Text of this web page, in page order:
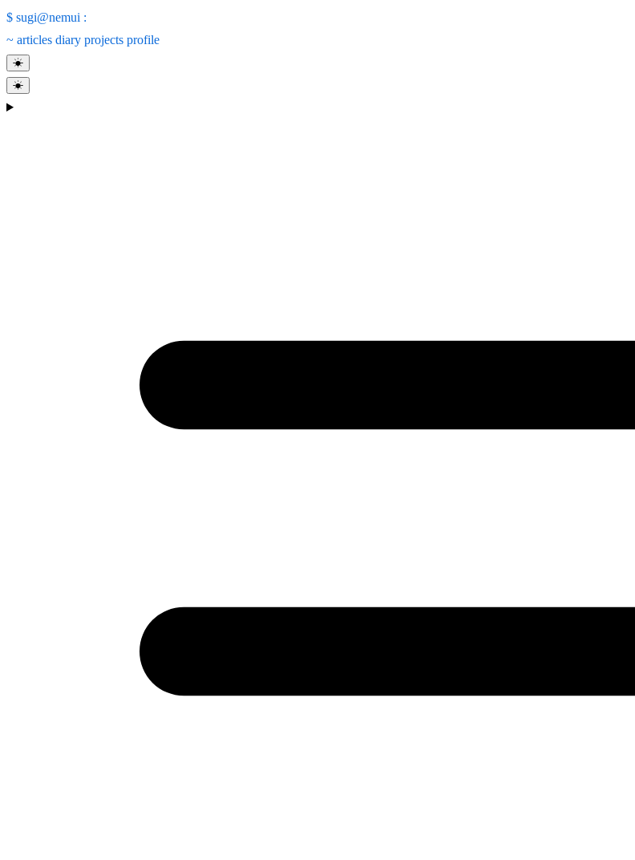
$ sugi@nemui :
~ articles diary projects profile
☀
☀